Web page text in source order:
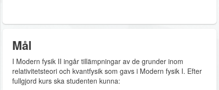
Mål
I Modern fysik II ingår tillämpningar av de grunder inom
relativitetsteori och kvantfysik som gavs i Modern fysik I. Efter
fullgjord kurs ska studenten kunna: